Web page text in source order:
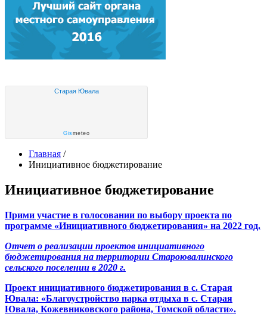
Старая Ювала
Gismeteo
Главная /
Инициативное бюджетирование
Инициативное бюджетирование
Прими участие в голосовании по выбору проекта по
программе «Инициативного бюджетирования» на 2022 год.
Отчет о реализации проектов инициативного
бюджетирования на территории Староювалинского
сельского поселении в 2020 г.
Проект инициативного бюджетирования в с. Старая
Ювала: «Благоустройство парка отдыха в с. Старая
Ювала, Кожевниковского района, Томской области».